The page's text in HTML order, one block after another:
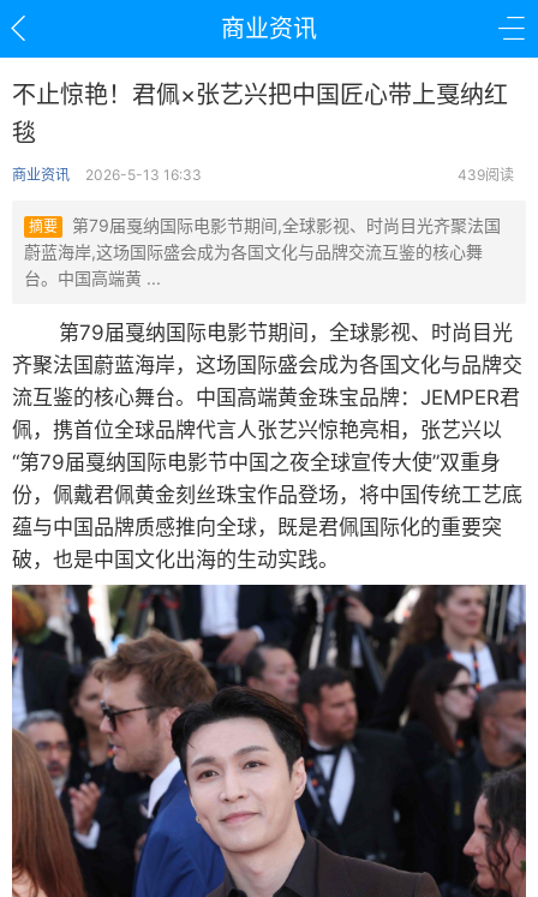
商业资讯
不止惊艳！君佩×张艺兴把中国匠心带上戛纳红
毯
商业资讯 2026-5-13 16:33 439阅读
摘要
第79届戛纳国际电影节期间,全球影视、时尚目光齐聚法国
蔚蓝海岸,这场国际盛会成为各国文化与品牌交流互鉴的核心舞
台。中国高端黄 ...
第79届戛纳国际电影节期间，全球影视、时尚目光
齐聚法国蔚蓝海岸，这场国际盛会成为各国文化与品牌交
流互鉴的核心舞台。中国高端黄金珠宝品牌：JEMPER君
佩，携首位全球品牌代言人张艺兴惊艳亮相，张艺兴以
“第79届戛纳国际电影节中国之夜全球宣传大使”双重身
份，佩戴君佩黄金刻丝珠宝作品登场，将中国传统工艺底
蕴与中国品牌质感推向全球，既是君佩国际化的重要突
破，也是中国文化出海的生动实践。